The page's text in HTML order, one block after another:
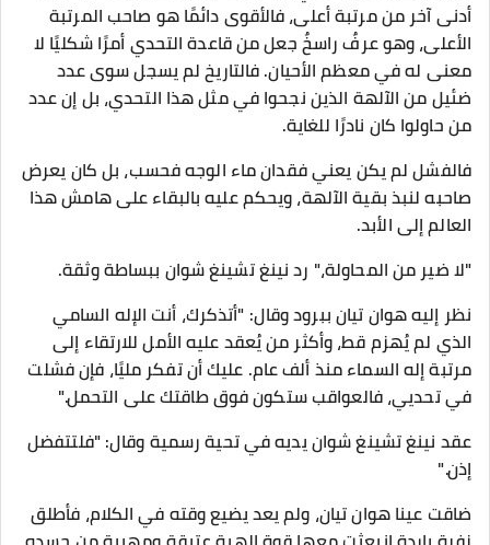
أدنى آخر من مرتبة أعلى، فالأقوى دائمًا هو صاحب المرتبة
الأعلى، وهو عرفٌ راسخٌ جعل من قاعدة التحدي أمرًا شكليًا لا
معنى له في معظم الأحيان. فالتاريخ لم يسجل سوى عدد
ضئيل من الآلهة الذين نجحوا في مثل هذا التحدي، بل إن عدد
من حاولوا كان نادرًا للغاية.
فالفشل لم يكن يعني فقدان ماء الوجه فحسب، بل كان يعرض
صاحبه لنبذ بقية الآلهة، ويحكم عليه بالبقاء على هامش هذا
العالم إلى الأبد.
"لا ضير من المحاولة،" رد نينغ تشينغ شوان ببساطة وثقة.
نظر إليه هوان تيان ببرود وقال: "أتذكرك، أنت الإله السامي
الذي لم يُهزم قط، وأكثر من يُعقد عليه الأمل للارتقاء إلى
مرتبة إله السماء منذ ألف عام. عليك أن تفكر مليًا، فإن فشلت
في تحديي، فالعواقب ستكون فوق طاقتك على التحمل."
عقد نينغ تشينغ شوان يديه في تحية رسمية وقال: "فلتتفضل
إذن."
ضاقت عينا هوان تيان، ولم يعد يضيع وقته في الكلام، فأطلق